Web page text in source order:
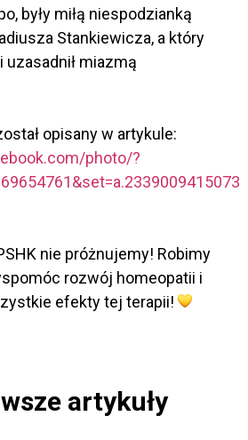
były miłą niespodzianką
Stankiewicza, a który
miazmą
opisany w artykule:
photo/?
nie próżnujemy! Robimy
rozwój homeopatii i
efekty tej terapii!
artykuły